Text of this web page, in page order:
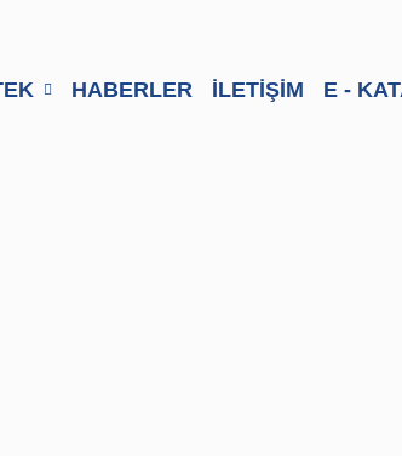
HABERLER İLETİŞİM E -